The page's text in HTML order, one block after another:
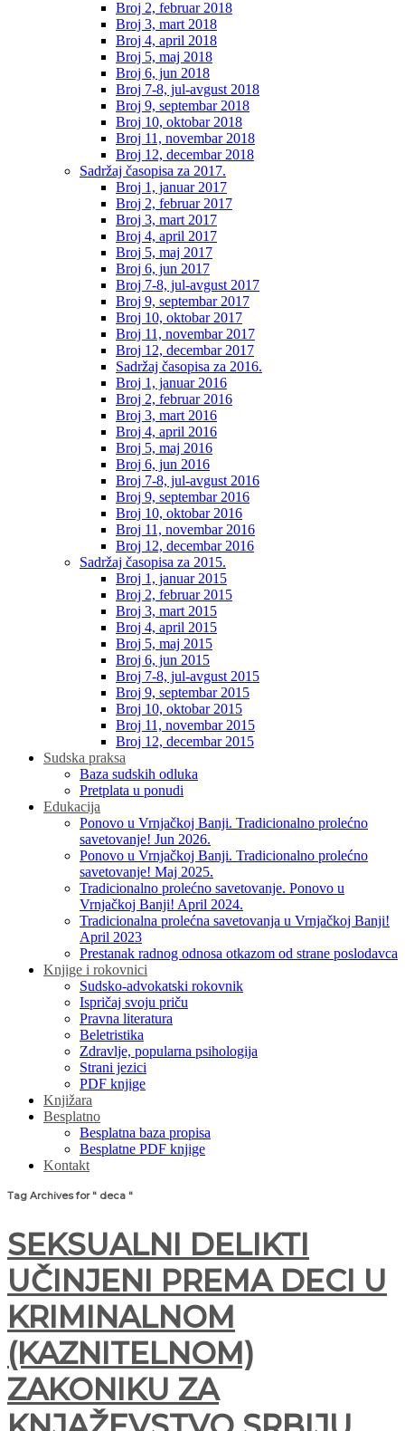
Broj 2, februar 2018
Broj 3, mart 2018
Broj 4, april 2018
Broj 5, maj 2018
Broj 6, jun 2018
Broj 7-8, jul-avgust 2018
Broj 9, septembar 2018
Broj 10, oktobar 2018
Broj 11, novembar 2018
Broj 12, decembar 2018
Sadržaj časopisa za 2017.
Broj 1, januar 2017
Broj 2, februar 2017
Broj 3, mart 2017
Broj 4, april 2017
Broj 5, maj 2017
Broj 6, jun 2017
Broj 7-8, jul-avgust 2017
Broj 9, septembar 2017
Broj 10, oktobar 2017
Broj 11, novembar 2017
Broj 12, decembar 2017
Sadržaj časopisa za 2016.
Broj 1, januar 2016
Broj 2, februar 2016
Broj 3, mart 2016
Broj 4, april 2016
Broj 5, maj 2016
Broj 6, jun 2016
Broj 7-8, jul-avgust 2016
Broj 9, septembar 2016
Broj 10, oktobar 2016
Broj 11, novembar 2016
Broj 12, decembar 2016
Sadržaj časopisa za 2015.
Broj 1, januar 2015
Broj 2, februar 2015
Broj 3, mart 2015
Broj 4, april 2015
Broj 5, maj 2015
Broj 6, jun 2015
Broj 7-8, jul-avgust 2015
Broj 9, septembar 2015
Broj 10, oktobar 2015
Broj 11, novembar 2015
Broj 12, decembar 2015
Sudska praksa
Baza sudskih odluka
Pretplata u ponudi
Edukacija
Ponovo u Vrnjačkoj Banji. Tradicionalno prolećno
savetovanje! Jun 2026.
Ponovo u Vrnjačkoj Banji. Tradicionalno prolećno
savetovanje! Maj 2025.
Tradicionalno prolećno savetovanje. Ponovo u
Vrnjačkoj Banji! April 2024.
Tradicionalna prolećna savetovanja u Vrnjačkoj Banji!
April 2023
Prestanak radnog odnosa otkazom od strane poslodavca
Knjige i rokovnici
Sudsko-advokatski rokovnik
Ispričaj svoju priču
Pravna literatura
Beletristika
Zdravlje, popularna psihologija
Strani jezici
PDF knjige
Knjižara
Besplatno
Besplatna baza propisa
Besplatne PDF knjige
Kontakt
Tag Archives for " deca "
SEKSUALNI DELIKTI
UČINJENI PREMA DECI U
KRIMINALNOM
(KAZNITELNOM)
ZAKONIKU ZA